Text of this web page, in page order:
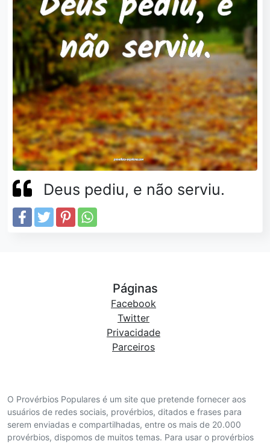
Deus pediu, e não serviu.
O Provérbios Populares é um site que pretende fornecer aos
usuários de redes sociais, provérbios, ditados e frases para
serem enviadas e compartilhadas, entre os mais de 20.000
provérbios, dispomos de muitos temas. Para usar o provérbios
Páginas
Facebook
Twitter
Privacidade
Parceiros